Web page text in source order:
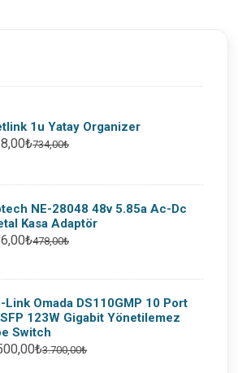
1u Yatay Organizer
734,00₺
NE-28048 48v 5.85a Ac-Dc
Kasa Adaptör
478,00₺
Link Omada DS110GMP 10 Port
123W Gigabit Yönetilemez
Switch
3.700,00₺